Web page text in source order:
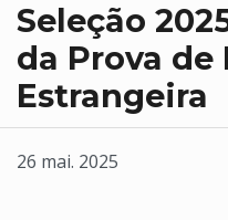
Seleção
da Prova de
Estrangeira
26 mai. 2025